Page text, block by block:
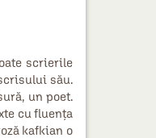
scrierile
său.
un poet.
cu fluența
kafkian o